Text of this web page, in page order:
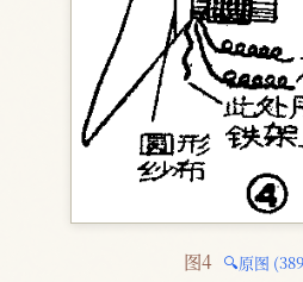
图4 🔍原图